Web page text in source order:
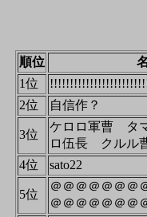
順位
1位
2位
自信作？
3位
ケロロ軍曹 タ
ロ伍長 クルル
4位 sato22
5位
＠＠＠＠＠＠＠
＠＠＠＠＠＠＠